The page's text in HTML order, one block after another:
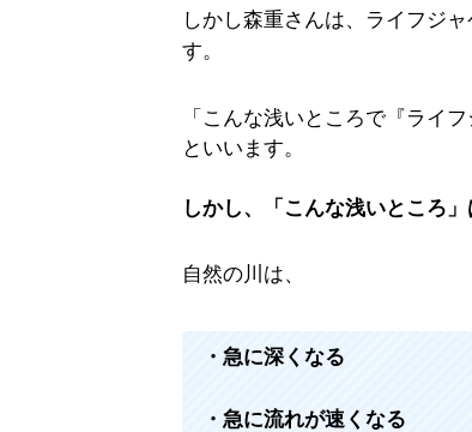
しかし森重さんは、ライフジ
す。
「こんな浅いところで『ライ
といいます。
しかし、「こんな浅いところ
自然の川は、
・急に深くなる
・急に流れが速くなる